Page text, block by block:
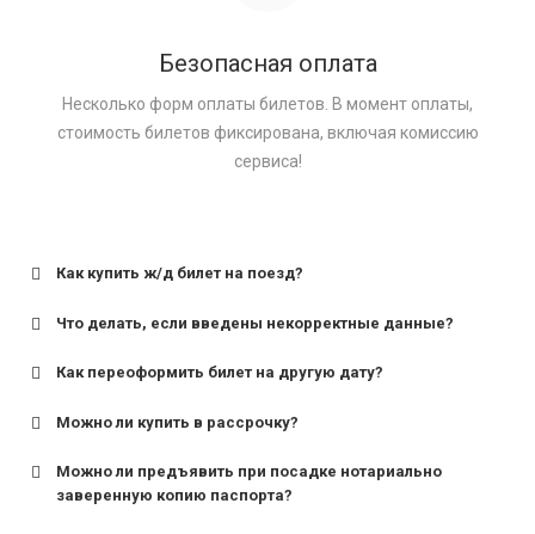
Безопасная оплата
Несколько форм оплаты билетов. В момент оплаты,
стоимость билетов фиксирована, включая комиссию
сервиса!
Как купить ж/д билет на поезд?
Что делать, если введены некорректные данные?
Как переоформить билет на другую дату?
Можно ли купить в рассрочку?
Можно ли предъявить при посадке нотариально
заверенную копию паспорта?